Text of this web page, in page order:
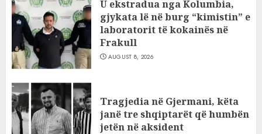
U ekstradua nga Kolumbia,
gjykata lë në burg “kimistin” e
laboratorit të kokainës në
Frakull
AUGUST 8, 2026
Tragjedia në Gjermani, këta
janë tre shqiptarët që humbën
jetën në aksident